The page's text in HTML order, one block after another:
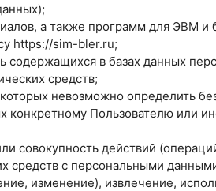
а также программ для ЭВМ и
httpsː//sim-bler.ru;
в базах данных
средств;
невозможно определить
Пользователю или
совокупность действий
средств с персональными
изменение), извлечение,